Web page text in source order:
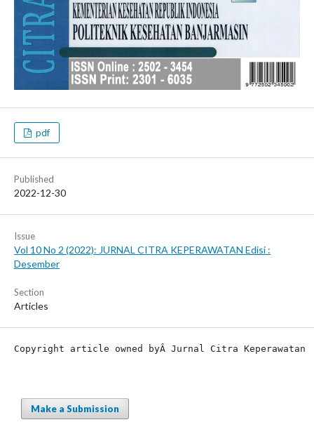
pdf
Published
2022-12-30
Issue
Vol 10 No 2 (2022): JURNAL CITRA KEPERAWATAN Edisi :
Desember
Section
Articles
Copyright article owned byÂ Jurnal Citra Keperawatan
Make a Submission